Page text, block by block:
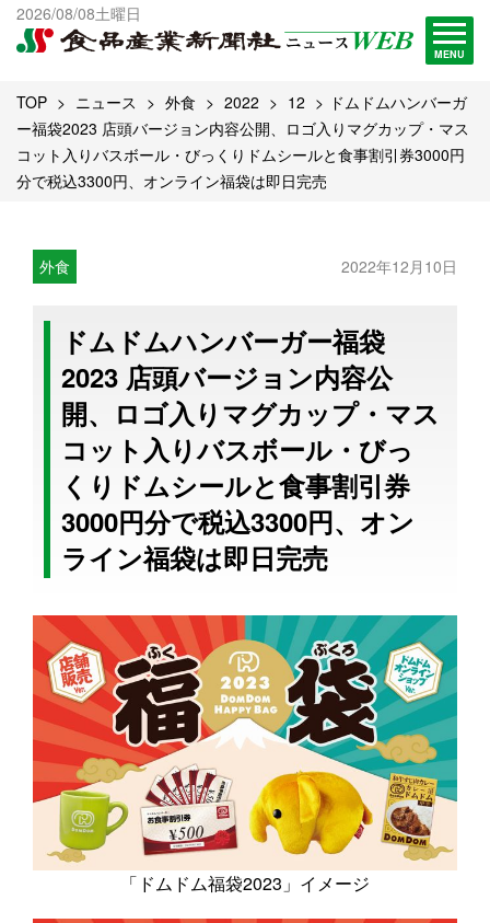
2026/08/08土曜日
MENU
出版物一覧へ
試読・購読申し込み
TOP ニュース 外食 2022 12
ドムドムハンバーガ
ー福袋2023 店頭バージョン内容公開、ロゴ入りマグカップ・マス
コット入りバスボール・びっくりドムシールと食事割引券3000円
分で税込3300円、オンライン福袋は即日完売
外食 2022年12月10日
ドムドムハンバーガー福袋
2023 店頭バージョン内容公
開、ロゴ入りマグカップ・マス
コット入りバスボール・びっ
くりドムシールと食事割引券
3000円分で税込3300円、オン
ライン福袋は即日完売
「ドムドム福袋2023」イメージ